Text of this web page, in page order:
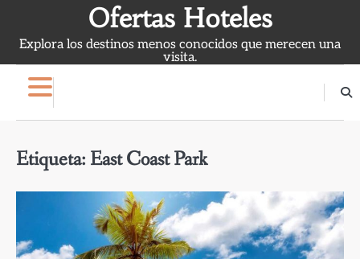
content
Ofertas Hoteles
Explora los destinos menos conocidos que merecen una
visita.
Etiqueta: East Coast Park